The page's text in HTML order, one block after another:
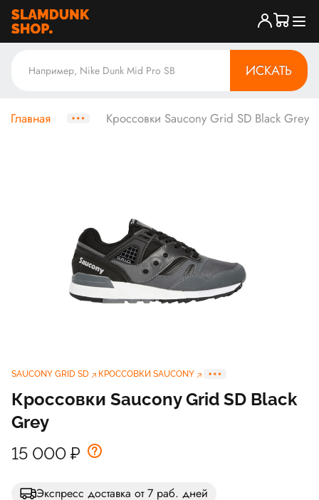
ИСКАТЬ
Главная Кроссовки Saucony Grid SD Black Grey
SAUCONY GRID SD КРОССОВКИ SAUCONY
Кроссовки Saucony Grid SD Black
Grey
15 000 ₽
Экспресс доставка от 7 раб. дней